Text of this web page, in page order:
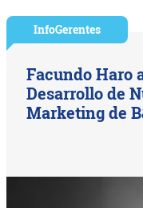
InfoGerentes
Facundo Haro
Desarrollo de
Marketing de